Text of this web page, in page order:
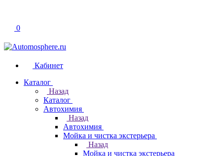
0
Кабинет
Каталог
Назад
Каталог
Автохимия
Назад
Автохимия
Мойка и чистка экстерьера
Назад
Мойка и чистка экстерьера